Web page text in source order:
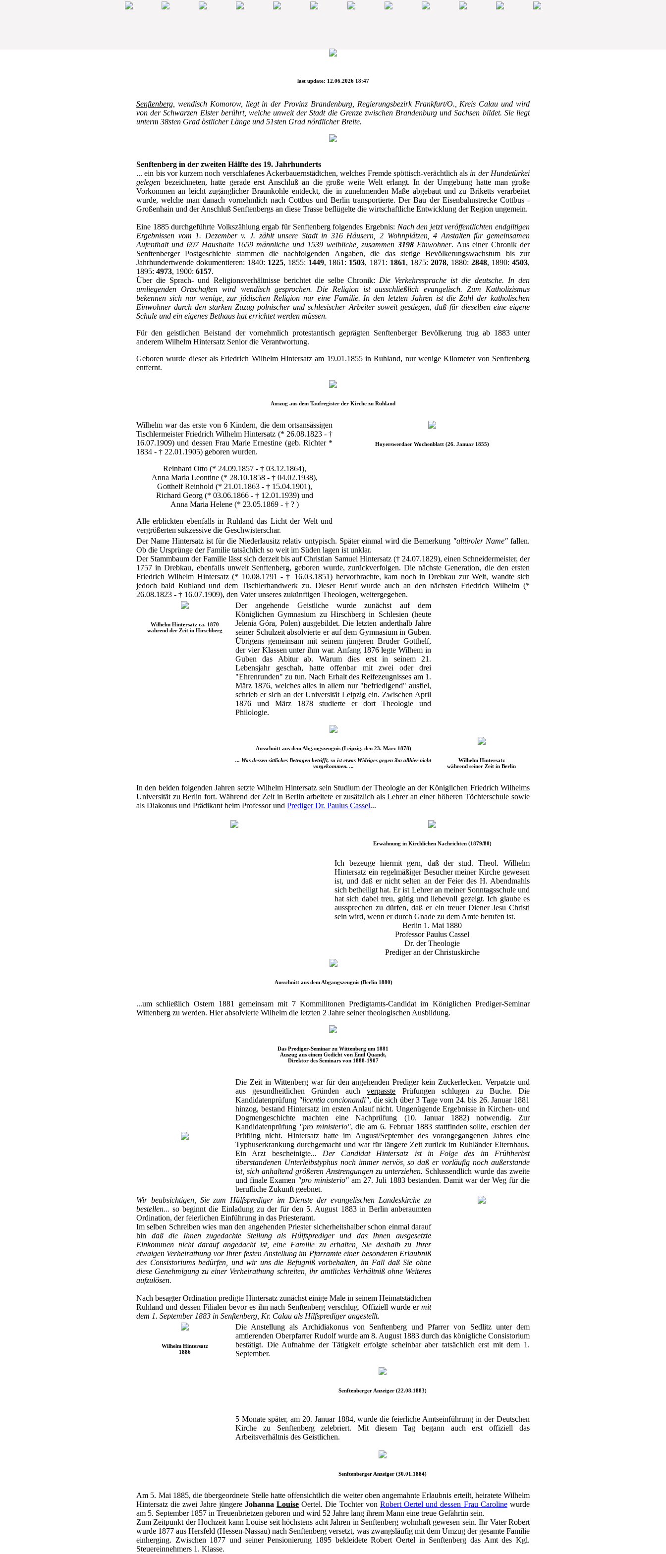
last update: 12.06.2026 18:47
Senftenberg , wendisch Komorow, liegt in der Provinz Brandenburg, Regierungsbezirk Frankfurt/O., Kreis Calau und wird
von der Schwarzen Elster berührt, welche unweit der Stadt die Grenze zwischen Brandenburg und Sachsen bildet. Sie liegt
unterm 38sten Grad östlicher Länge und 51sten Grad nördlicher Breite.
Senftenberg in der zweiten Hälfte des 19. Jahrhunderts
... ein bis vor kurzem noch verschlafenes Ackerbauernstädtchen, welches Fremde spöttisch-verächtlich als in der Hundetürkei
gelegen bezeichneten, hatte gerade erst Anschluß an die große weite Welt erlangt. In der Umgebung hatte man große
Vorkommen an leicht zugänglicher Braunkohle entdeckt, die in zunehmenden Maße abgebaut und zu Briketts verarbeitet
wurde, welche man danach vornehmlich nach Cottbus und Berlin transportierte. Der Bau der Eisenbahnstrecke Cottbus -
Großenhain und der Anschluß Senftenbergs an diese Trasse beflügelte die wirtschaftliche Entwicklung der Region ungemein.
Eine 1885 durchgeführte Volkszählung ergab für Senftenberg folgendes Ergebnis: Nach den jetzt veröffentlichten endgiltigen
Ergebnissen vom 1. Dezember v. J. zählt unsere Stadt in 316 Häusern, 2 Wohnplätzen, 4 Anstalten für gemeinsamen
Aufenthalt und 697 Haushalte 1659 männliche und 1539 weibliche, zusammen 3198Einwohner. Aus einer Chronik der
Senftenberger Postgeschichte stammen die nachfolgenden Angaben, die das stetige Bevölkerungswachstum bis zur
Jahrhundertwende dokumentieren: 1840: 1225, 1855: 1449, 1861: 1503, 1871: 1861, 1875: 2078, 1880: 2848, 1890:4503,
1895: 4973, 1900: 6157.
Über die Sprach- und Religionsverhältnisse berichtet die selbe Chronik: Die Verkehrssprache ist die deutsche. In den
umliegenden Ortschaften wird wendisch gesprochen. Die Religion ist ausschließlich evangelisch. Zum Katholizismus
bekennen sich nur wenige, zur jüdischen Religion nur eine Familie. In den letzten Jahren ist die Zahl der katholischen
Einwohner durch den starken Zuzug polnischer und schlesischer Arbeiter soweit gestiegen, daß für dieselben eine eigene
Schule und ein eigenes Bethaus hat errichtet werden müssen.
Für den geistlichen Beistand der vornehmlich protestantisch geprägten Senftenberger Bevölkerung trug ab 1883 unter
anderem Wilhelm Hintersatz Senior die Verantwortung.
Geboren wurde dieser als Friedrich WilhelmHintersatz am 19.01.1855 in Ruhland, nur wenige Kilometer von Senftenberg
entfernt.
Auszug aus dem Taufregister der Kirche zu Ruhland
Wilhelm war das erste von 6 Kindern, die dem ortsansässigen
Tischlermeister Friedrich Wilhelm Hintersatz (* 26.08.1823 - †
16.07.1909) und dessen Frau Marie Ernestine (geb. Richter *
1834 - † 22.01.1905) geboren wurden.
Reinhard Otto (* 24.09.1857 - † 03.12.1864),
Anna Maria Leontine (* 28.10.1858 - † 04.02.1938),
Gotthelf Reinhold (* 21.01.1863 - † 15.04.1901),
Richard Georg (* 03.06.1866 - † 12.01.1939) und
Anna Maria Helene (* 23.05.1869 - † ? )
Alle erblickten ebenfalls in Ruhland das Licht der Welt und
vergrößerten sukzessive die Geschwisterschar.
Hoyerswerdaer Wochenblatt (26. Januar 1855)
Der Name Hintersatz ist für die Niederlausitz relativ untypisch. Später einmal wird die Bemerkung "alttiroler Name"fallen.
Ob die Ursprünge der Familie tatsächlich so weit im Süden lagen ist unklar.
Der Stammbaum der Familie lässt sich derzeit bis auf Christian Samuel Hintersatz († 24.07.1829), einen Schneidermeister, der
1757 in Drebkau, ebenfalls unweit Senftenberg, geboren wurde, zurückverfolgen. Die nächste Generation, die den ersten
Friedrich Wilhelm Hintersatz (* 10.08.1791 - † 16.03.1851) hervorbrachte, kam noch in Drebkau zur Welt, wandte sich
jedoch bald Ruhland und dem Tischlerhandwerk zu. Dieser Beruf wurde auch an den nächsten Friedrich Wilhelm (*
26.08.1823 - † 16.07.1909), den Vater unseres zukünftigen Theologen, weitergegeben.
Wilhelm Hintersatz ca. 1870
während der Zeit in Hirschberg
Der angehende Geistliche wurde zunächst auf dem
Königlichen Gymnasium zu Hirschberg in Schlesien (heute
Jelenia Góra, Polen) ausgebildet. Die letzten anderthalb Jahre
seiner Schulzeit absolvierte er auf dem Gymnasium in Guben.
Übrigens gemeinsam mit seinem jüngeren Bruder Gotthelf,
der vier Klassen unter ihm war. Anfang 1876 legte Wilhem in
Guben das Abitur ab. Warum dies erst in seinem 21.
Lebensjahr geschah, hatte offenbar mit zwei oder drei
"Ehrenrunden" zu tun. Nach Erhalt des Reifezeugnisses am 1.
März 1876, welches alles in allem nur "befriedigend" ausfiel,
schrieb er sich an der Universität Leipzig ein. Zwischen April
1876 und März 1878 studierte er dort Theologie und
Philologie.
Ausschnitt aus dem Abgangszeugnis (Leipzig, den 23. März 1878)
... Was dessen sittliches Betragen betrifft, so ist etwas Widriges gegen ihn allhier nicht
vorgekommen. ...
Wilhelm Hintersatz
während seiner Zeit in Berlin
In den beiden folgenden Jahren setzte Wilhelm Hintersatz sein Studium der Theologie an der Königlichen Friedrich Wilhelms
Universität zu Berlin fort. Während der Zeit in Berlin arbeitete er zusätzlich als Lehrer an einer höheren Töchterschule sowie
als Diakonus und Prädikant beim Professor und Prediger Dr. Paulus Cassel...
Erwähnung in Kirchlichen Nachrichten (1879/80)
Ich bezeuge hiermit gern, daß der stud. Theol. Wilhelm
Hintersatz ein regelmäßiger Besucher meiner Kirche gewesen
ist, und daß er nicht selten an der Feier des H. Abendmahls
sich betheiligt hat. Er ist Lehrer an meiner Sonntagsschule und
hat sich dabei treu, gütig und liebevoll gezeigt. Ich glaube es
aussprechen zu dürfen, daß er ein treuer Diener Jesu Christi
sein wird, wenn er durch Gnade zu dem Amte berufen ist.
Berlin 1. Mai 1880
Professor Paulus Cassel
Dr. der Theologie
Prediger an der Christuskirche
Ausschnitt aus dem Abgangszeugnis (Berlin 1880)
...um schließlich Ostern 1881 gemeinsam mit 7 Kommilitonen Predigtamts-Candidat im Königlichen Prediger-Seminar
Wittenberg zu werden. Hier absolvierte Wilhelm die letzten 2 Jahre seiner theologischen Ausbildung.
Das Prediger-Seminar zu Wittenberg um 1881
Auszug aus einem Gedicht von Emil Quandt,
Direktor des Seminars von 1888-1907
Die Zeit in Wittenberg war für den angehenden Prediger kein Zuckerlecken. Verpatzte und
aus gesundheitlichen Gründen auchverpasste Prüfungen schlugen zu Buche. Die
Kandidatenprüfung "licentia concionandi", die sich über 3 Tage vom 24. bis 26. Januar 1881
hinzog, bestand Hintersatz im ersten Anlauf nicht. Ungenügende Ergebnisse in Kirchen- und
Dogmengeschichte machten eine Nachprüfung (10. Januar 1882) notwendig. Zur
Kandidatenprüfung "pro ministerio", die am 6. Februar 1883 stattfinden sollte, erschien der
Prüfling nicht. Hintersatz hatte im August/September des vorangegangenen Jahres eine
Typhuserkrankung durchgemacht und war für längere Zeit zurück im Ruhländer Elternhaus.
Ein Arzt bescheinigte... Der Candidat Hintersatz ist in Folge des im Frühherbst
überstandenen Unterleibstyphus noch immer nervös, so daß er vorläufig noch außerstande
ist, sich anhaltend größeren Anstrengungen zu unterziehen. Schlussendlich wurde das zweite
und finale Examen "pro ministerio" am 27. Juli 1883 bestanden. Damit war der Weg für die
berufliche Zukunft geebnet.
Wir beabsichtigen, Sie zum Hülfsprediger im Dienste der evangelischen Landeskirche zu
bestellen... so beginnt die Einladung zu der für den 5. August 1883 in Berlin anberaumten
Ordination, der feierlichen Einführung in das Priesteramt.
Im selben Schreiben wies man den angehenden Priester sicherheitshalber schon einmal darauf
hin daß die Ihnen zugedachte Stellung als Hülfsprediger und das Ihnen ausgesetzte
Einkommen nicht darauf angedacht ist, eine Familie zu erhalten, Sie deshalb zu Ihrer
etwaigen Verheirathung vor Ihrer festen Anstellung im Pfarramte einer besonderen Erlaubniß
des Consistoriums bedürfen, und wir uns die Befugniß vorbehalten, im Fall daß Sie ohne
diese Genehmigung zu einer Verheirathung schreiten, ihr amtliches Verhältniß ohne Weiteres
aufzulösen.
Nach besagter Ordination predigte Hintersatz zunächst einige Male in seinem Heimatstädtchen
Ruhland und dessen Filialen bevor es ihn nach Senftenberg verschlug. Offiziell wurde er mit
dem 1. September 1883 in Senftenberg, Kr. Calau als Hilfsprediger angestellt.
Wilhelm Hintersatz
1886
Die Anstellung als Archidiakonus von Senftenberg und Pfarrer von Sedlitz unter dem
amtierenden Oberpfarrer Rudolf wurde am 8. August 1883 durch das königliche Consistorium
bestätigt. Die Aufnahme der Tätigkeit erfolgte scheinbar aber tatsächlich erst mit dem 1.
September.
Senftenberger Anzeiger (22.08.1883)
5 Monate später, am 20. Januar 1884, wurde die feierliche Amtseinführung in der Deutschen
Kirche zu Senftenberg zelebriert. Mit diesem Tag begann auch erst offiziell das
Arbeitsverhältnis des Geistlichen.
Senftenberger Anzeiger (30.01.1884)
Am 5. Mai 1885, die übergeordnete Stelle hatte offensichtlich die weiter oben angemahnte Erlaubnis erteilt, heiratete Wilhelm
Hintersatz die zwei Jahre jüngere JohannaLouise Oertel. Die Tochter von Robert Oertel und dessen Frau Carolinewurde
am 5. September 1857 in Treuenbrietzen geboren und wird 52 Jahre lang ihrem Mann eine treue Gefährtin sein.
Zum Zeitpunkt der Hochzeit kann Louise seit höchstens acht Jahren in Senftenberg wohnhaft gewesen sein. Ihr Vater Robert
wurde 1877 aus Hersfeld (Hessen-Nassau) nach Senftenberg versetzt, was zwangsläufig mit dem Umzug der gesamte Familie
einherging. Zwischen 1877 und seiner Pensionierung 1895 bekleidete Robert Oertel in Senftenberg das Amt des Kgl.
Steuereinnehmers 1. Klasse.